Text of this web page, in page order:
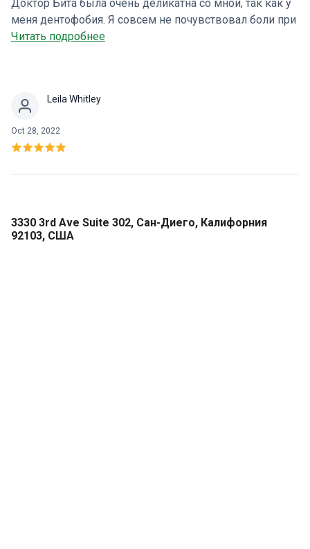
Доктор Бита была очень деликатна со мной, так как у
меня дентофобия. Я совсем не почувствовал боли при
введении анестезии и был приятно удивлен этим.
заботливого и честного стоматолога!
Читать подробнее
Leila Whitley
Oct 28, 2022
3330 3rd Ave Suite 302, Сан-Диего, Калифорния
92103, США